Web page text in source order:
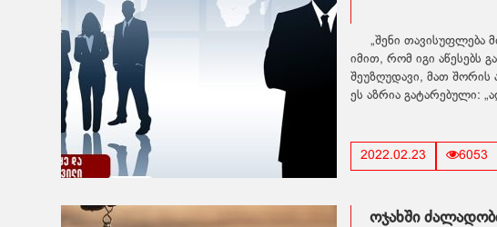
„შენი თავისუფლება
იმით, რომ იგი აწესებს
შეუზღუდავი, მათ შორის
ეს აზრია გატარებული:
2022.02.23 6053
ოჯახში